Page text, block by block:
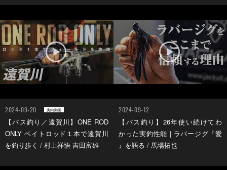
2024-09-20 実釣動画
【バス釣り／遠賀川】ONE ROD
ONLY ベイトロッド１本で遠賀川
を釣り歩く / 村上祥悟 吉田富雄
2024-09-12
【バス釣り】26年使い続けてわ
かった実釣性能 | ラバージグ『愛
』を語る / 馬場拓也